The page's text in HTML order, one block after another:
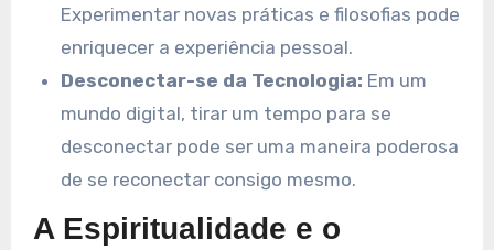
Experimentar novas práticas e filosofias pode
enriquecer a experiência pessoal.
Desconectar-se da Tecnologia: Em um
mundo digital, tirar um tempo para se
desconectar pode ser uma maneira poderosa
de se reconectar consigo mesmo.
A Espiritualidade e o